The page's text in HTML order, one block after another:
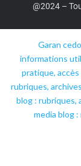
@2024 –
Garan
informations
pratique,
rubriques,
blog : rubriques,
media blog